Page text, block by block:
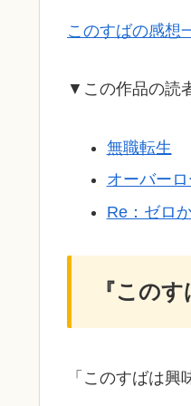
このすばの感想
▼この作品の読
無職転生
オーバーロ
Re：ゼロ
『この
「このすばは